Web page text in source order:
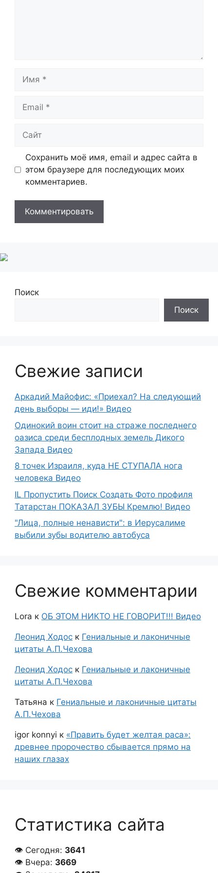
Сохранить моё имя, email и адрес сайта в
этом браузере для последующих моих
комментариев.
Поиск
Поиск
Свежие записи
Аркадий Майофис: «Приехал? На следующий
день выборы — иди!» Видео
Одинокий воин стоит на страже последнего
оазиса среди бесплодных земель Дикого
Запада Видео
8 точек Израиля, куда НЕ СТУПАЛА нога
человека Видео
IL Пропустить Поиск Создать Фото профиля
Татарстан ПОКАЗАЛ ЗУБЫ Кремлю! Видео
"Лица, полные ненависти": в Иерусалиме
выбили зубы водителю автобуса
Свежие комментарии
Lora к ОБ ЭТОМ НИКТО НЕ ГОВОРИТ!!! Видео
Леонид Ходос к Гениальные и лаконичные
цитаты А.П.Чехова
Леонид Ходос к Гениальные и лаконичные
цитаты А.П.Чехова
Татьяна к Гениальные и лаконичные цитаты
А.П.Чехова
igor konnyi к «Править будет желтая раса»:
древнее пророчество сбывается прямо на
наших глазах
Статистика сайта
👁 Сегодня: 3641
👁 Вчера: 3669